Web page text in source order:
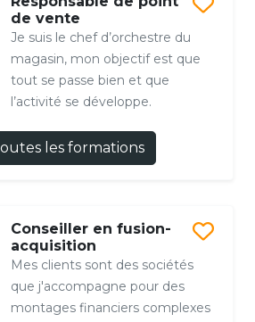
de vente
Je suis le chef d’orchestre du
magasin, mon objectif est que
tout se passe bien et que
l’activité se développe.
les formations
Conseiller en fusion-
acquisition
Mes clients sont des sociétés
que j'accompagne pour des
montages financiers complexes